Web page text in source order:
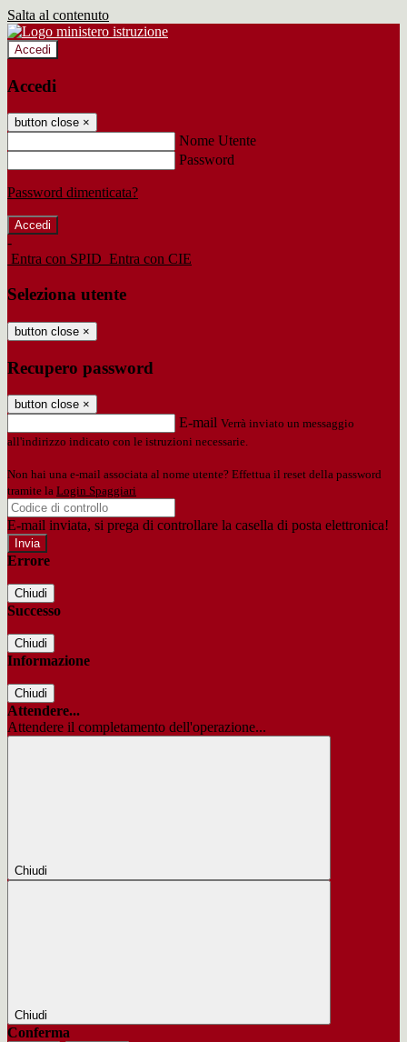
Salta al contenuto
Accedi
Accedi
button close ×
Nome Utente
Password
Password dimenticata?
-
Entra con SPID Entra con CIE
Seleziona utente
button close ×
Recupero password
button close ×
E-mail Verrà inviato un messaggio
all'indirizzo indicato con le istruzioni necessarie.
Non hai una e-mail associata al nome utente? Effettua il reset della password
tramite la Login Spaggiari
E-mail inviata, si prega di controllare la casella di posta elettronica!
Errore
Chiudi
Successo
Chiudi
Informazione
Chiudi
Attendere...
Attendere il completamento dell'operazione...
Chiudi
Chiudi
Conferma